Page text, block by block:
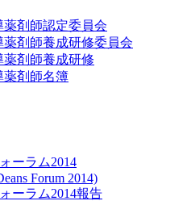
剤師認定委員会
剤師養成研修委員会
剤師養成研修
薬剤師名簿
ーラム2014
Forum 2014)
ーラム2014報告